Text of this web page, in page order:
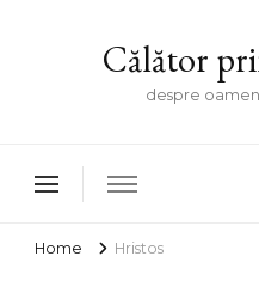
Călător
despre
Home Hristos